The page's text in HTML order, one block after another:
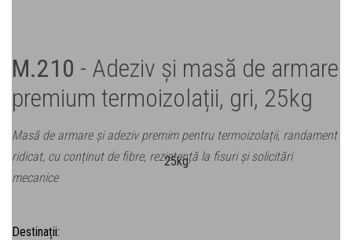
M.210 - Adeziv și masă de armare
premium termoizolații, gri, 25kg
Masă de armare și adeziv premim pentru termoizolații, randament
ridicat, cu conținut de fibre, rezistență la fisuri și solicitări
mecanice
Destinații: